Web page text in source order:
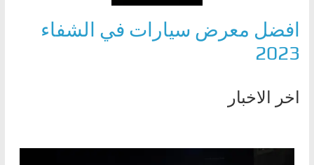
افضل معرض سيارات في الشفاء
2023
اخر الاخبار